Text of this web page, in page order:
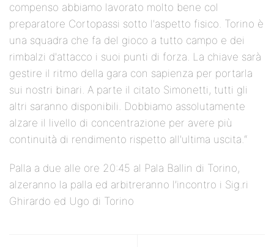
compenso abbiamo lavorato molto bene col
preparatore Cortopassi sotto l'aspetto fisico. Torino è
una squadra che fa del gioco a tutto campo e dei
rimbalzi d'attacco i suoi punti di forza. La chiave sarà
gestire il ritmo della gara con sapienza per portarla
sui nostri binari. A parte il citato Simonetti, tutti gli
altri saranno disponibili. Dobbiamo assolutamente
alzare il livello di concentrazione per avere più
continuità di rendimento rispetto all'ultima uscita.“
Palla a due alle ore 20:45 al Pala Ballin di Torino,
alzeranno la palla ed arbitreranno l’incontro i Sig.ri
Ghirardo ed Ugo di Torino